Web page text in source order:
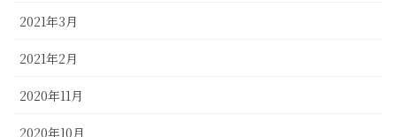
2021年3月
2021年2月
2020年11月
2020年10月